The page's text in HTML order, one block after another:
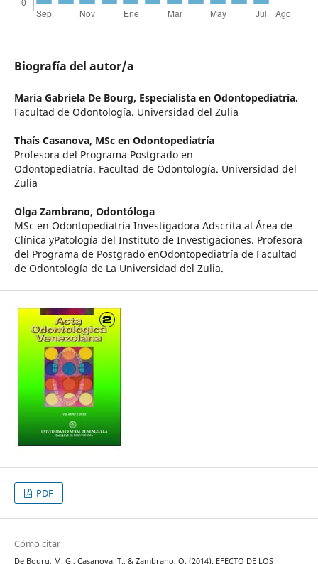
Biografía del autor/a
María Gabriela De Bourg, Especialista en Odontopediatría.
Facultad de Odontología. Universidad del Zulia
Thaís Casanova, MSc en Odontopediatría
Profesora del Programa Postgrado en
Odontopediatría. Facultad de Odontología. Universidad del
Zulia
Olga Zambrano, Odontóloga
MSc en Odontopediatría Investigadora Adscrita al Área de
Clínica yPatología del Instituto de Investigaciones. Profesora
del Programa de Postgrado enOdontopediatría de Facultad
de Odontología de La Universidad del Zulia.
PDF
Cómo citar
De Bourg, M. G., Casanova, T., & Zambrano, O. (2014). EFECTO DE LOS